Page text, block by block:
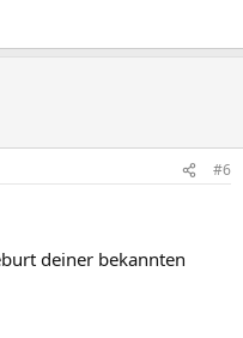
#6
deiner bekannten